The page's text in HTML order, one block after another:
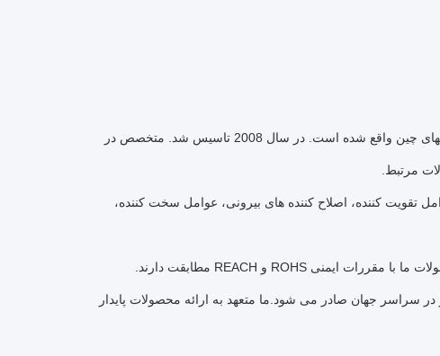
شرکت صنعتی شانگهای وینیو یک شرکت حرفه ای رزین اپوکسی است که در شانگهای چین واقع شده است. در سال 2008 تاسیس شد. متخصص در
مرتبط.
کننده، اصلاح کننده های بیرونی، عوامل سخت کننده،
در سراسر جهان صادر می شود.ما متعهد به ارائه محصولات پایدار